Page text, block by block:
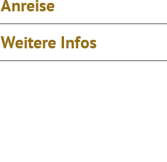
Anreise
Weitere Infos